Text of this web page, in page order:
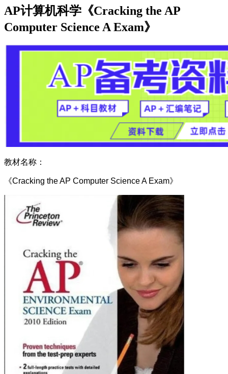
AP计算机科学《Cracking the AP
Computer Science A Exam》
教材名称：
《Cracking the AP Computer Science A Exam》